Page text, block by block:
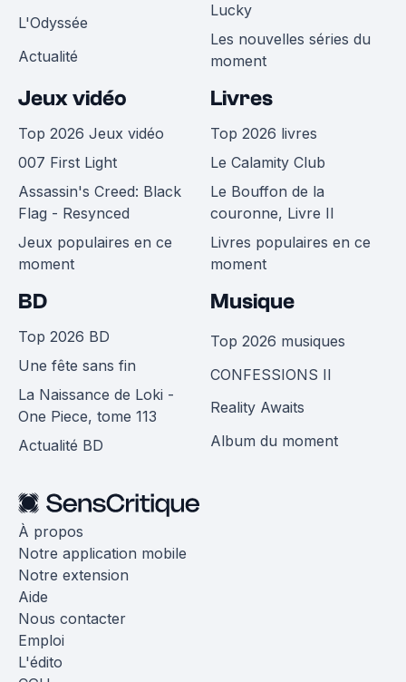
L'Odyssée
Actualité
Lucky
Les nouvelles séries du
moment
Jeux vidéo
Top 2026 Jeux vidéo
007 First Light
Assassin's Creed: Black
Flag - Resynced
Jeux populaires en ce
moment
Livres
Top 2026 livres
Le Calamity Club
Le Bouffon de la
couronne, Livre II
Livres populaires en ce
moment
BD
Top 2026 BD
Une fête sans fin
La Naissance de Loki -
One Piece, tome 113
Actualité BD
Musique
Top 2026 musiques
CONFESSIONS II
Reality Awaits
Album du moment
À propos
Notre application mobile
Notre extension
Aide
Nous contacter
Emploi
L'édito